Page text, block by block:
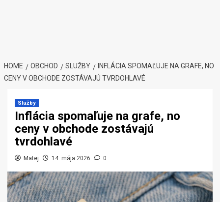
HOME OBCHOD SLUŽBY
INFLÁCIA SPOMAĽUJE NA GRAFE, NO
CENY V OBCHODE ZOSTÁVAJÚ TVRDOHLAVÉ
Služby
Inflácia spomaľuje na grafe, no
ceny v obchode zostávajú
tvrdohlavé
Matej 14. mája 2026 0